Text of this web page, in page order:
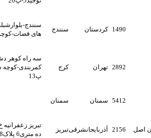
سنندج
سنندج-بلوارشبلی-پشت خانه
های قضات-کوچه بهار-پلاک2224
کرج
سه راه کوهر دشت-داخل
کمربندی-کوچه شهید سلحشور-
سمنان
آذربایجانشرقی تبریز
تبریز زعفرانیه خ 18 متری غربی
ده متری6 پلاک8